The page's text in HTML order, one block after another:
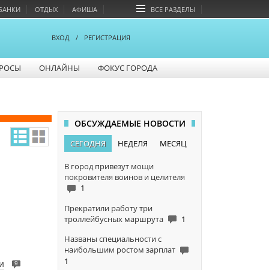
ОТДЫХ АФИША ВСЕ РАЗДЕЛЫ
ВХОД / РЕГИСТРАЦИЯ
ОНЛАЙНЫ ФОКУС ГОРОДА
9
ОБСУЖДАЕМЫЕ НОВОСТИ
СЕГОДНЯ НЕДЕЛЯ МЕСЯЦ
В город привезут мощи
покровителя воинов и целителя
1
Прекратили работу три
троллейбусных маршрута
1
Названы специальности с
наибольшим ростом зарплат
1